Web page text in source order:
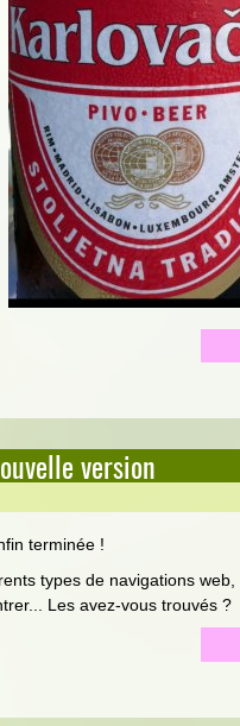
version
terminée !
types de navigations
Les avez-vous trouvés ?